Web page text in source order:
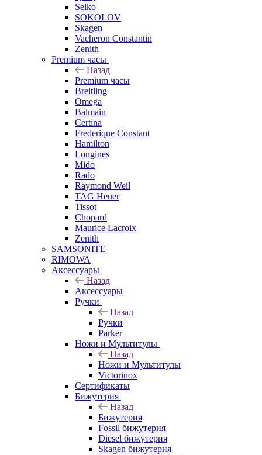
Seiko
SOKOLOV
Skagen
Vacheron Constantin
Zenith
Premium часы
Назад
Premium часы
Breitling
Omega
Balmain
Certina
Frederique Constant
Hamilton
Longines
Mido
Rado
Raymond Weil
TAG Heuer
Tissot
Chopard
Maurice Lacroix
Zenith
SAMSONITE
RIMOWA
Аксессуары
Назад
Аксессуары
Ручки
Назад
Ручки
Parker
Ножи и Мультитулы
Назад
Ножи и Мультитулы
Victorinox
Сертификаты
Бижутерия
Назад
Бижутерия
Fossil бижутерия
Diesel бижутерия
Skagen бижутерия